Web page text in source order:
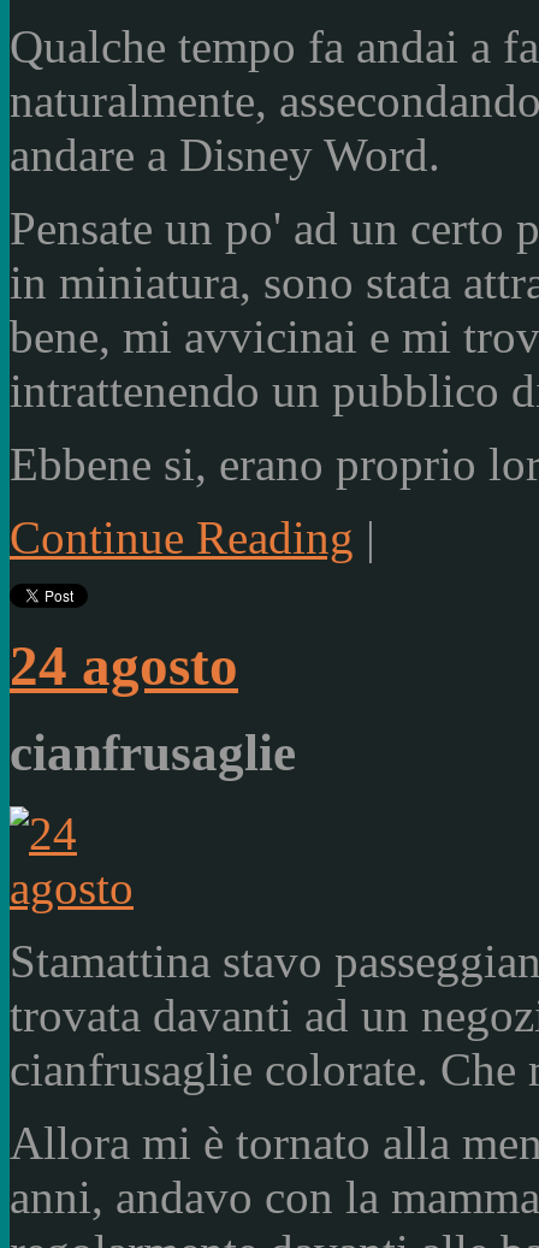
Qualche tempo fa andai a
naturalmente,
andare a Disney Word.
Pensate un po' ad un
in miniatura, sono stata
bene, mi avvicinai e mi
intrattenendo un pubblico
Ebbene si, erano proprio
Continue Reading |
24 agosto
cianfrusaglie
Stamattina stavo
trovata davanti ad un
cianfrusaglie colorate. Che
Allora mi è tornato alla
anni, andavo con la